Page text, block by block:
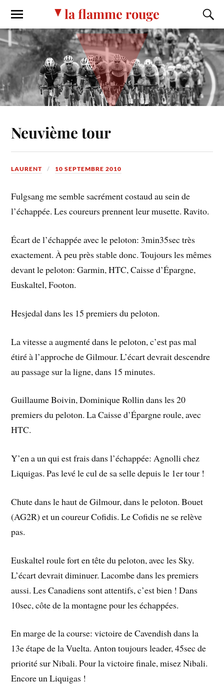
la flamme rouge
Neuvième tour
LAURENT 10 SEPTEMBRE 2010
Fulgsang me semble sacrément costaud au sein de
l’échappée. Les coureurs prennent leur musette. Ravito.
Écart de l’échappée avec le peloton: 3min35sec très
exactement. À peu près stable donc. Toujours les mêmes
devant le peloton: Garmin, HTC, Caisse d’Épargne,
Euskaltel, Footon.
Hesjedal dans les 15 premiers du peloton.
La vitesse a augmenté dans le peloton, c’est pas mal
étiré à l’approche de Gilmour. L’écart devrait descendre
au passage sur la ligne, dans 15 minutes.
Guillaume Boivin, Dominique Rollin dans les 20
premiers du peloton. La Caisse d’Épargne roule, avec
HTC.
Y’en a un qui est frais dans l’échappée: Agnolli chez
Liquigas. Pas levé le cul de sa selle depuis le 1er tour !
Chute dans le haut de Gilmour, dans le peloton. Bouet
(AG2R) et un coureur Cofidis. Le Cofidis ne se relève
pas.
Euskaltel roule fort en tête du peloton, avec les Sky.
L’écart devrait diminuer. Lacombe dans les premiers
aussi. Les Canadiens sont attentifs, c’est bien ! Dans
10sec, côte de la montagne pour les échappées.
En marge de la course: victoire de Cavendish dans la
13e étape de la Vuelta. Anton toujours leader, 45sec de
priorité sur Nibali. Pour la victoire finale, misez Nibali.
Encore un Liquigas !